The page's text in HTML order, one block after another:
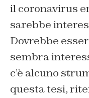
il coronavirus
sarebbe
Dovrebbe
sembra
c’è alcuno
questa tesi,